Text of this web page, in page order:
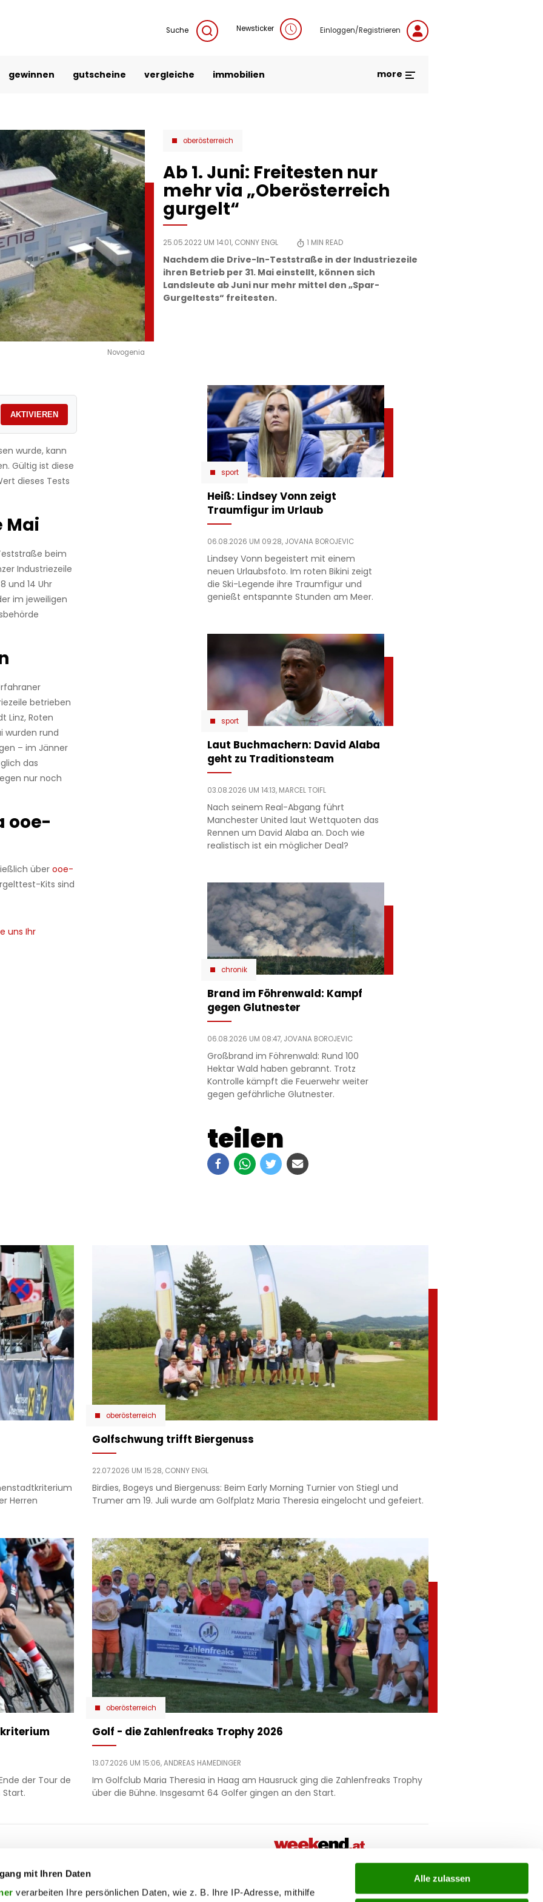
mit Ihren Daten
verarbeiten Ihre persönlichen Daten, wie z. B. Ihre IP-Adresse, mithilfe
Alle zulassen
Suche Newsticker Einloggen/Registrieren
gewinnen gutscheine vergleiche immobilien more
Novogenia
oberösterreich
Ab 1. Juni: Freitesten nur
mehr via „Oberösterreich
gurgelt“
25.05.2022 UM 14:01, CONNY ENGL 1 MIN READ
Nachdem die Drive-In-Teststraße in der Industriezeile
ihren Betrieb per 31. Mai einstellt, können sich
Landsleute ab Juni nur mehr mittel den „Spar-
Gurgeltests“ freitesten.
AKTIVIEREN
wurde, kann
Gültig ist diese
dieses Tests
Mai
beim
Industriezeile
und 14 Uhr
im jeweiligen
betrieben
Linz, Roten
wurden rund
– im Jänner
das
nur noch
ooe-
über ooe-
Kits sind
uns Ihr
teilen
sport
Heiß: Lindsey Vonn zeigt
Traumfigur im Urlaub
06.08.2026 UM 09:28, JOVANA BOROJEVIC
Lindsey Vonn begeistert mit einem
neuen Urlaubsfoto. Im roten Bikini zeigt
die Ski-Legende ihre Traumfigur und
genießt entspannte Stunden am Meer.
sport
Laut Buchmachern: David Alaba
geht zu Traditionsteam
03.08.2026 UM 14:13, MARCEL TOIFL
Nach seinem Real-Abgang führt
Manchester United laut Wettquoten das
Rennen um David Alaba an. Doch wie
realistisch ist ein möglicher Deal?
chronik
Brand im Föhrenwald: Kampf
gegen Glutnester
06.08.2026 UM 08:47, JOVANA BOROJEVIC
Großbrand im Föhrenwald: Rund 100
Hektar Wald haben gebrannt. Trotz
Kontrolle kämpft die Feuerwehr weiter
gegen gefährliche Glutnester.
Herren
oberösterreich
Golfschwung trifft Biergenuss
22.07.2026 UM 15:28, CONNY ENGL
Birdies, Bogeys und Biergenuss: Beim Early Morning Turnier von Stiegl und
Trumer am 19. Juli wurde am Golfplatz Maria Theresia eingelocht und gefeiert.
der Tour de
oberösterreich
Golf - die Zahlenfreaks Trophy 2026
13.07.2026 UM 15:06,ANDREAS HAMEDINGER
Im Golfclub Maria Theresia in Haag am Hausruck ging die Zahlenfreaks Trophy
über die Bühne. Insgesamt 64 Golfer gingen an den Start.
politik
reise